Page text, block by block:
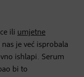
ili umjetne
je već isprobala
ishlapi. Serum
bi to